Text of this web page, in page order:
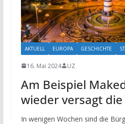
AKTUELL EUROPA GESCHICHTE
16. Mai 2024 UZ
Am Beispiel
wieder versagt die
In wenigen Wochen sind die